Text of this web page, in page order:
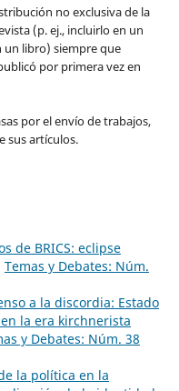
no exclusiva de la
(p. ej., incluirlo en un
libro) siempre que
por primera vez en
por el envío de trabajos,
sus artículos.
de BRICS: eclipse
Temas y Debates: Núm.
a la discordia: Estado
la era kirchnerista
y Debates: Núm. 38
la política en la